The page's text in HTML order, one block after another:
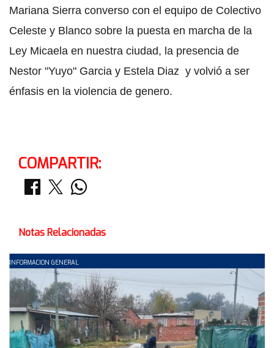
Mariana Sierra converso con el equipo de Colectivo
Celeste y Blanco sobre la puesta en marcha de la
Ley Micaela en nuestra ciudad, la presencia de
Nestor "Yuyo" Garcia y Estela Diaz y volvió a ser
énfasis en la violencia de genero.
COMPARTIR:
Notas Relacionadas
INFORMACION GENERAL